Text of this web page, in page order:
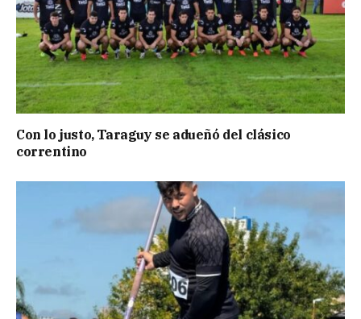
Con lo justo, Taraguy se adueñó del clásico
correntino